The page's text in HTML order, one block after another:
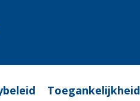
Toegankelijkheid